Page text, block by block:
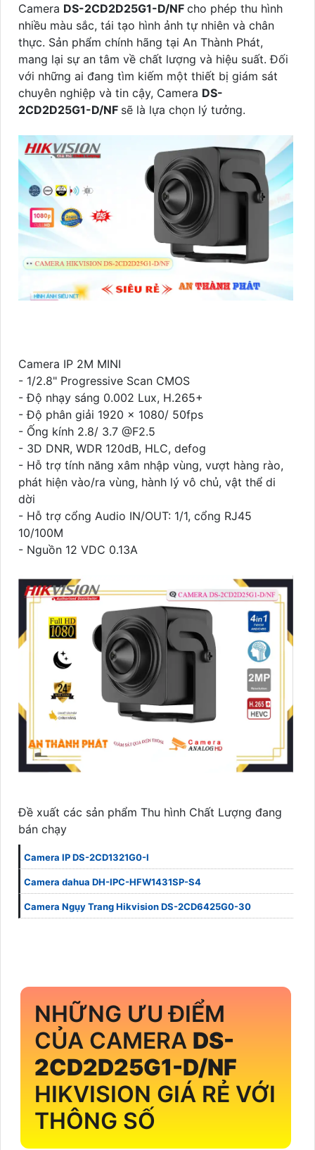
Camera DS-2CD2D25G1-D/NF cho phép thu hình
nhiều màu sắc, tái tạo hình ảnh tự nhiên và chân
thực. Sản phẩm chính hãng tại An Thành Phát,
mang lại sự an tâm về chất lượng và hiệu suất. Đối
với những ai đang tìm kiếm một thiết bị giám sát
chuyên nghiệp và tin cậy, Camera DS-
2CD2D25G1-D/NF sẽ là lựa chọn lý tưởng.
Camera IP 2M MINI
- 1/2.8" Progressive Scan CMOS
- Độ nhạy sáng 0.002 Lux, H.265+
- Độ phân giải 1920 × 1080/ 50fps
- Ống kính 2.8/ 3.7 @F2.5
- 3D DNR, WDR 120dB, HLC, defog
- Hỗ trợ tính năng xâm nhập vùng, vượt hàng rào,
phát hiện vào/ra vùng, hành lý vô chủ, vật thể di
dời
- Hỗ trợ cổng Audio IN/OUT: 1/1, cổng RJ45
10/100M
- Nguồn 12 VDC 0.13A
Đề xuất các sản phẩm Thu hình Chất Lượng đang
bán chạy
Camera IP DS-2CD1321G0-I
Camera dahua DH-IPC-HFW1431SP-S4
Camera Ngụy Trang Hikvision DS-2CD6425G0-30
NHỮNG ƯU ĐIỂM
CỦA CAMERA DS-
2CD2D25G1-D/NF
HIKVISION GIÁ RẺ VỚI
THÔNG SỐ